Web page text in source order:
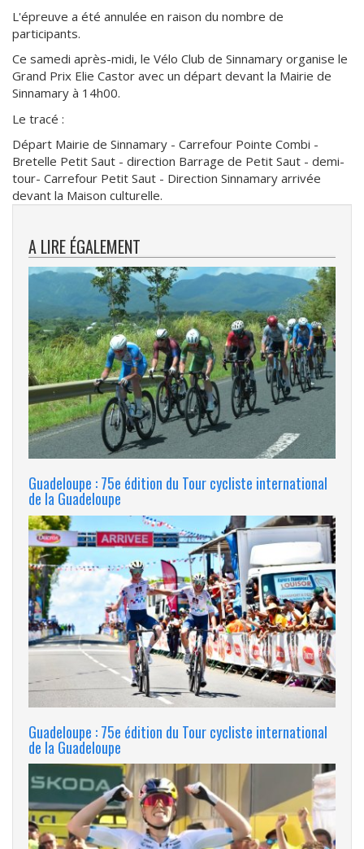
L'épreuve a été annulée en raison du nombre de
participants.
Ce samedi après-midi, le Vélo Club de Sinnamary organise le
Grand Prix Elie Castor avec un départ devant la Mairie de
Sinnamary à 14h00.
Le tracé :
Départ Mairie de Sinnamary - Carrefour Pointe Combi -
Bretelle Petit Saut - direction Barrage de Petit Saut - demi-
tour- Carrefour Petit Saut - Direction Sinnamary arrivée
devant la Maison culturelle.
A LIRE ÉGALEMENT
Guadeloupe : 75e édition du Tour cycliste international
de la Guadeloupe
Guadeloupe : 75e édition du Tour cycliste international
de la Guadeloupe